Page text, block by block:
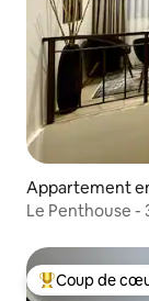
Appartement
Le Penthouse -
Coups de cœur
Coup de